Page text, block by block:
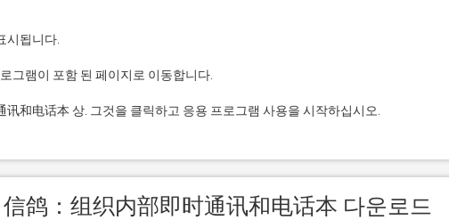
和电话本 상. 그것을 클릭하고 응용 프로그램 사용을 시작하십시오.
鸽：组织内部即时通讯和电话本 다운로드